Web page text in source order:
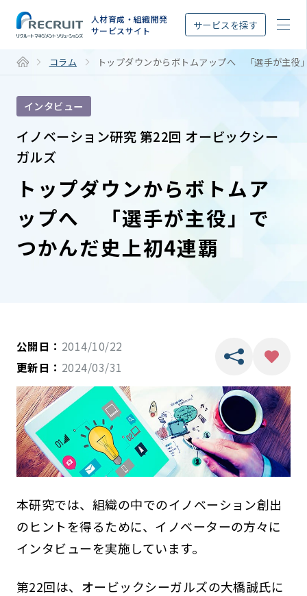
人材育成・組織開発
サービスサイト
サービスを探す
コラム トップダウンからボトムアップへ 「選手が主役
インタビュー
イノベーション研究 第22回 オービックシー
ガルズ
トップダウンからボトムア
ップへ 「選手が主役」で
つかんだ史上初4連覇
公開日： 2014/10/22
更新日： 2024/03/31
本研究では、組織の中でのイノベーション創出
のヒントを得るために、イノベーターの方々に
インタビューを実施しています。
第22回は、オービックシーガルズの大橋誠氏に